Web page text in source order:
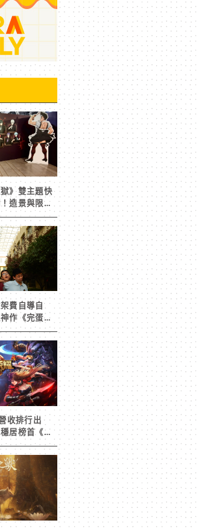
獄》雙主題快
造景與限定
費自導自
作《完蛋！
突然爆紅
收排行出
居榜首《寒
！